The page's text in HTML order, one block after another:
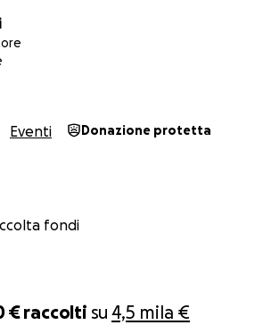
€raccolti su 4,5 mila €
Eventi Donazione protetta
fondi